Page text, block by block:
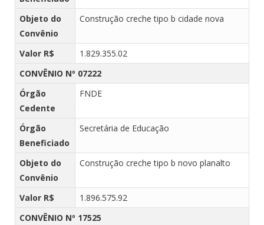
Objeto do
Convênio
Construção creche tipo b cidade nova
Valor R$
1.829.355.02
CONVÊNIO Nº 07222
Órgão
Cedente
FNDE
Órgão
Beneficiado
Secretária de Educação
Objeto do
Convênio
Construção creche tipo b novo planalto
Valor R$
1.896.575.92
CONVÊNIO Nº 17525